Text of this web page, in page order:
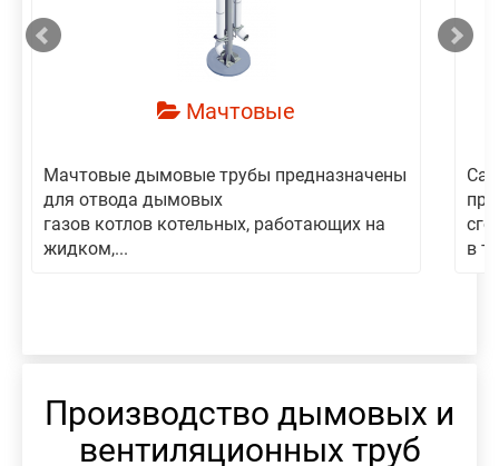
Мачтовые
Мачтовые дымовые трубы предназначены
для отвода дымовых
газов котлов котельных, работающих на
жидком,...
в
Производство дымовых и
вентиляционных труб